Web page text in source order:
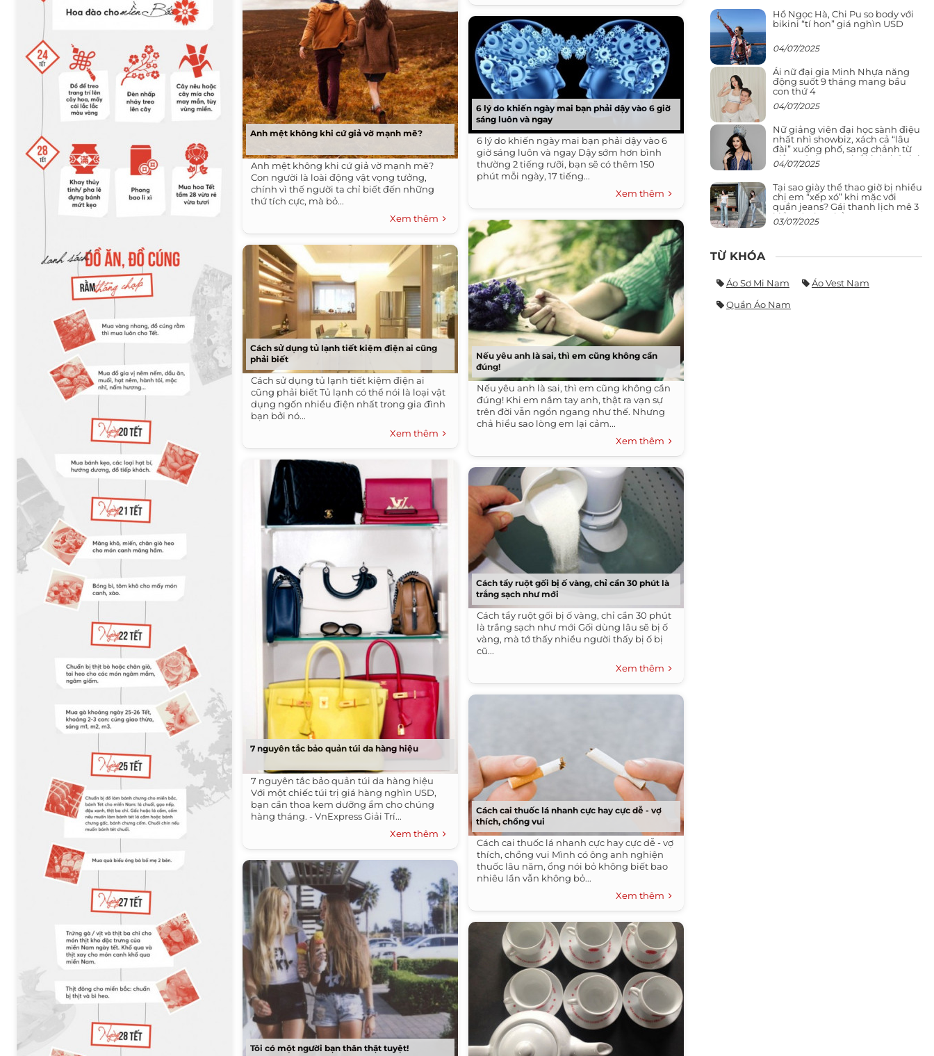
Anh mệt không khi cứ giả vờ mạnh mẽ?
Anh mệt không khi cứ giả vờ mạnh mẽ?
Con người là loài động vật vọng tưởng,
chính vì thế người ta chỉ biết đến những
thứ tích cực, mà bỏ...
Xem thêm
Cách sử dụng tủ lạnh tiết kiệm điện ai cũng
phải biết
Cách sử dụng tủ lạnh tiết kiệm điện ai
cũng phải biết Tủ lạnh có thể nói là loại vật
dụng ngốn nhiều điện nhất trong gia đình
bạn bởi nó...
Xem thêm
7 nguyên tắc bảo quản túi da hàng hiệu
7 nguyên tắc bảo quản túi da hàng hiệu
Với một chiếc túi trị giá hàng nghìn USD,
bạn cần thoa kem dưỡng ẩm cho chúng
hàng tháng. - VnExpress Giải Trí...
Xem thêm
Tôi có một người bạn thân thật tuyệt!
6 lý do khiến ngày mai bạn phải dậy vào 6 giờ
sáng luôn và ngay
6 lý do khiến ngày mai bạn phải dậy vào 6
giờ sáng luôn và ngay Dậy sớm hơn bình
thường 2 tiếng rưỡi, bạn sẽ có thêm 150
phút mỗi ngày, 17 tiếng...
Xem thêm
Nếu yêu anh là sai, thì em cũng không cần
đúng!
Nếu yêu anh là sai, thì em cũng không cần
đúng! Khi em nắm tay anh, thật ra vạn sự
trên đời vẫn ngổn ngang như thế. Nhưng
chả hiểu sao lòng em lại cảm...
Xem thêm
Cách tẩy ruột gối bị ố vàng, chỉ cần 30 phút là
trắng sạch như mới
Cách tẩy ruột gối bị ố vàng, chỉ cần 30 phút
là trắng sạch như mới Gối dùng lâu sẽ bị ố
vàng, mà tớ thấy nhiều người thấy bị ố bị
cũ...
Xem thêm
Cách cai thuốc lá nhanh cực hay cực dễ - vợ
thích, chồng vui
Cách cai thuốc lá nhanh cực hay cực dễ - vợ
thích, chồng vui Mình có ông anh nghiện
thuốc lâu năm, ổng nói bỏ không biết bao
nhiêu lần vẫn không bỏ...
Xem thêm
Hồ Ngọc Hà, Chi Pu so body với
bikini “tí hon” giá nghìn USD
04/07/2025
Ái nữ đại gia Minh Nhựa năng
động suốt 9 tháng mang bầu
con thứ 4
04/07/2025
Nữ giảng viên đại học sành điệu
nhất nhì showbiz, xách cả “lâu
đài” xuống phố, sang chảnh từ
giảng đường ra phố khó ai đọ lại
04/07/2025
Tại sao giày thể thao giờ bị nhiều
chị em “xếp xó” khi mặc với
quần jeans? Gái thanh lịch mê 3
kiểu này hơn hẳn
03/07/2025
TỪ KHÓA
Áo Sơ Mi Nam
Áo Vest Nam
Quần Áo Nam